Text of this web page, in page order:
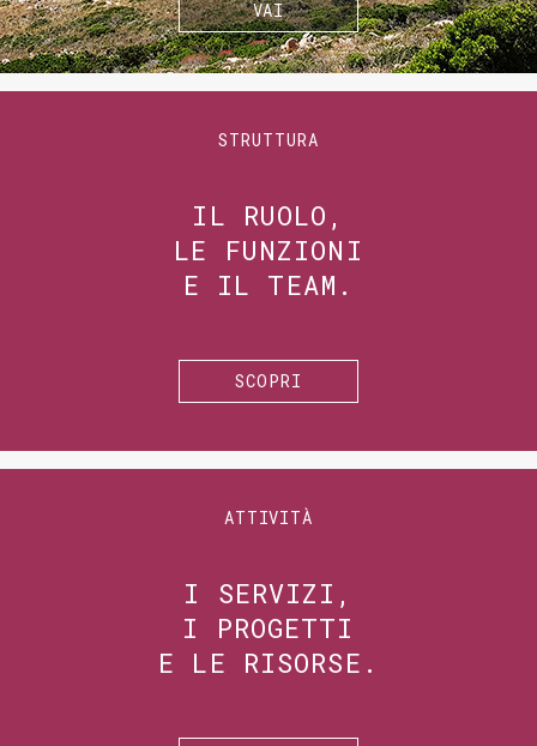
VAI
STRUTTURA
IL RUOLO,
LE FUNZIONI
E IL TEAM.
SCOPRI
ATTIVITÀ
I SERVIZI,
I PROGETTI
E LE RISORSE.